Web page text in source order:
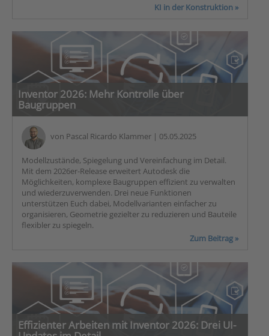
KI in der Konstruktion »
Inventor 2026: Mehr Kontrolle über
Baugruppen
von Pascal Ricardo Klammer | 05.05.2025
Modellzustände, Spiegelung und Vereinfachung im Detail.
Mit dem 2026er-Release erweitert Autodesk die
Möglichkeiten, komplexe Baugruppen effizient zu verwalten
und wiederzuverwenden. Drei neue Funktionen
unterstützen Euch dabei, Modellvarianten einfacher zu
organisieren, Geometrie gezielter zu reduzieren und Bauteile
flexibler zu spiegeln.
Zum Beitrag »
Effizienter Arbeiten mit Inventor 2026: Drei UI-